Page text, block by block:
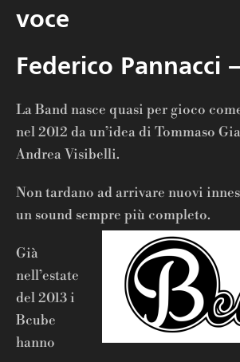
voce
Federico Pannacci
La Band nasce quasi per gioco
nel 2012 da un’idea di Tommaso
Andrea Visibelli.
Non tardano ad arrivare nuovi
un sound sempre più completo.
Già
nell’estate
del 2013 i
Bcube
hanno